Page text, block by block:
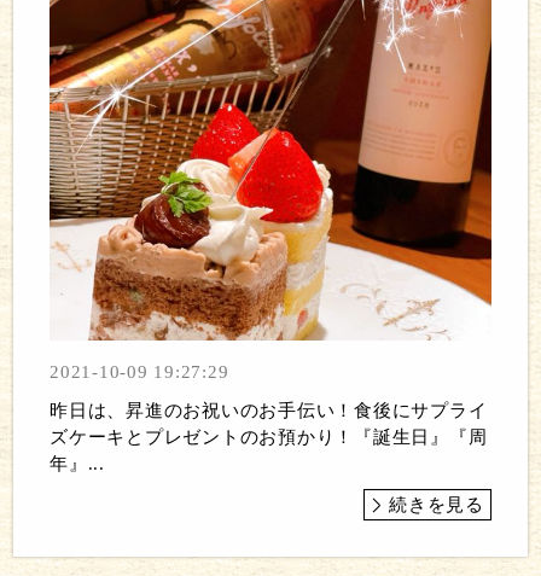
2021-10-09 19:27:29
昨日は、昇進のお祝いのお手伝い！食後にサプライ
ズケーキとプレゼントのお預かり！『誕生日』『周
年』...
続きを見る